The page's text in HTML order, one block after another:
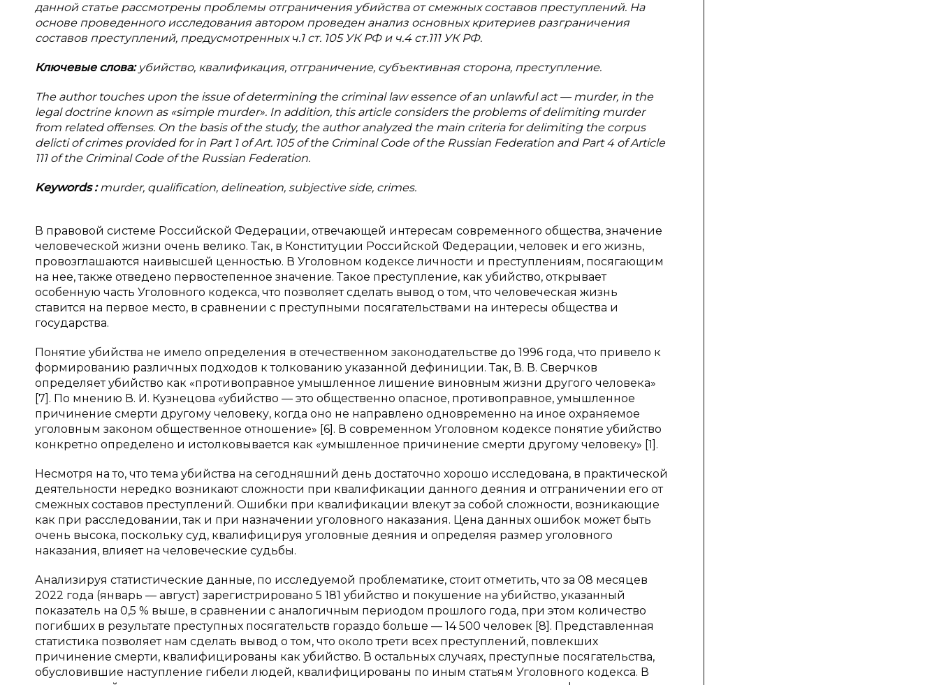
данной статье рассмотрены проблемы отграничения убийства от смежных составов преступлений. На
основе проведенного исследования автором проведен анализ основных критериев разграничения
составов преступлений, предусмотренных ч.1 ст. 105 УК РФ и ч.4 ст.111 УК РФ.
Ключевые слова: убийство, квалификация, отграничение, субъективная сторона, преступление.
The author touches upon the issue of determining the criminal law essence of an unlawful act — murder, in the
legal doctrine known as «simple murder». In addition, this article considers the problems of delimiting murder
from related offenses. On the basis of the study, the author analyzed the main criteria for delimiting the corpus
delicti of crimes provided for in Part 1 of Art. 105 of the Criminal Code of the Russian Federation and Part 4 of Article
111 of the Criminal Code of the Russian Federation.
Keywords:murder, qualification, delineation, subjective side, crimes.
В правовой системе Российской Федерации, отвечающей интересам современного общества, значение
человеческой жизни очень велико. Так, в Конституции Российской Федерации, человек и его жизнь,
провозглашаются наивысшей ценностью. В Уголовном кодексе личности и преступлениям, посягающим
на нее, также отведено первостепенное значение. Такое преступление, как убийство, открывает
особенную часть Уголовного кодекса, что позволяет сделать вывод о том, что человеческая жизнь
ставится на первое место, в сравнении с преступными посягательствами на интересы общества и
государства.
Понятие убийства не имело определения в отечественном законодательстве до 1996 года, что привело к
формированию различных подходов к толкованию указанной дефиниции. Так, В. В. Сверчков
определяет убийство как «противоправное умышленное лишение виновным жизни другого человека»
[7]. По мнению В. И. Кузнецова «убийство — это общественно опасное, противоправное, умышленное
причинение смерти другому человеку, когда оно не направлено одновременно на иное охраняемое
уголовным законом общественное отношение» [6]. В современном Уголовном кодексе понятие убийство
конкретно определено и истолковывается как «умышленное причинение смерти другому человеку» [1].
Несмотря на то, что тема убийства на сегодняшний день достаточно хорошо исследована, в практической
деятельности нередко возникают сложности при квалификации данного деяния и отграничении его от
смежных составов преступлений. Ошибки при квалификации влекут за собой сложности, возникающие
как при расследовании, так и при назначении уголовного наказания. Цена данных ошибок может быть
очень высока, поскольку суд, квалифицируя уголовные деяния и определяя размер уголовного
наказания, влияет на человеческие судьбы.
Анализируя статистические данные, по исследуемой проблематике, стоит отметить, что за 08 месяцев
2022 года (январь — август) зарегистрировано 5 181 убийство и покушение на убийство, указанный
показатель на 0,5 % выше, в сравнении с аналогичным периодом прошлого года, при этом количество
погибших в результате преступных посягательств гораздо больше — 14 500 человек [8]. Представленная
статистика позволяет нам сделать вывод о том, что около трети всех преступлений, повлекших
причинение смерти, квалифицированы как убийство. В остальных случаях, преступные посягательства,
обусловившие наступление гибели людей, квалифицированы по иным статьям Уголовного кодекса. В